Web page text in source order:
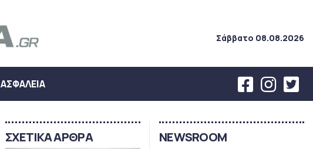
Σάββατο 08.08.2026
ΑΣΦΑΛΕΙΑ
ΣΧΕΤΙΚΑ ΑΡΘΡΑ NEWSROOM